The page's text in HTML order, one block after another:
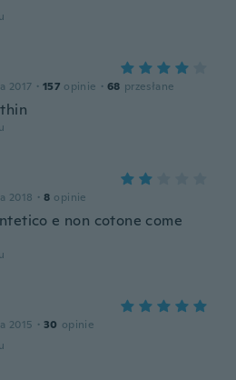
2017 · 157 opinie · 68 przesłane
2018 · 8 opinie
e non cotone come
2015 · 30 opinie